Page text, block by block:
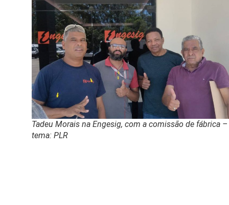
Tadeu Morais na Engesig, com a comissão de fábrica –
tema: PLR